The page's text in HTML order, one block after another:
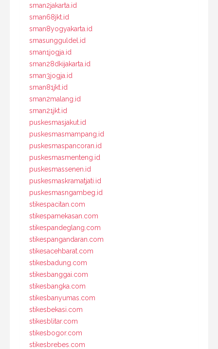
sman2jakarta.id
sman68jkt.id
sman8yogyakarta.id
smasungguldel.id
sman1jogja.id
sman28dkijakarta.id
sman3jogja.id
sman81jkt.id
sman2malang.id
sman21jkt.id
puskesmasjakut.id
puskesmasmampang.id
puskesmaspancoran.id
puskesmasmenteng.id
puskesmassenen.id
puskesmaskramatjati.id
puskesmasngambeg.id
stikespacitan.com
stikespamekasan.com
stikespandeglang.com
stikespangandaran.com
stikesacehbarat.com
stikesbadung.com
stikesbanggai.com
stikesbangka.com
stikesbanyumas.com
stikesbekasi.com
stikesblitar.com
stikesbogor.com
stikesbrebes.com